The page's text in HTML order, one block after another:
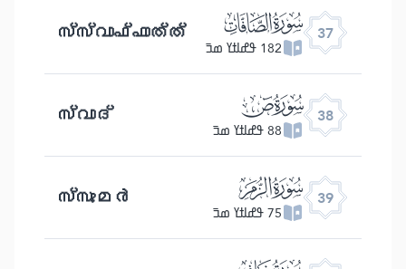
37 ﮱ
182 ߟߝߊߙߌ ߘߏ߫ സ്സ്വാഫ്ഫാത്ത്
38 ﯓ
88 ߟߝߊߙߌ ߘߏ߫ സ്വാദ്
39 ﯔ
75 ߟߝߊߙߌ ߘߏ߫ സ്സുമർ